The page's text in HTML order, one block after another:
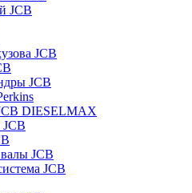
JCB
JCB
JCB
DIESELMAX
JCB
JCB
JCB